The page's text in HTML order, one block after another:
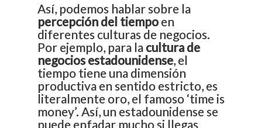
Así, podemos hablar sobre la
percepción del tiempoen
diferentes culturas de negocios.
Por ejemplo, para la cultura de
negocios estadounidense, el
tiempo tiene una dimensión
productiva en sentido estricto, es
literalmente oro, el famoso ‘time is
money’. Así, un estadounidense se
puede enfadar mucho si llegas